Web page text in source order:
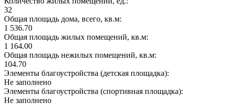
32
Общая площадь дома, всего, кв.м:
1 536.70
Общая площадь жилых помещений, кв.м:
1 164.00
Общая площадь нежилых помещений, кв.м:
104.70
Элементы благоустройства (детская площадка):
Не заполнено
Элементы благоустройства (спортивная площадка):
Не заполнено